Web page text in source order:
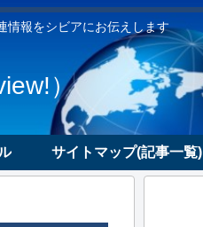
情報をシビアにお伝えします
）
サイトマップ(記事一覧)